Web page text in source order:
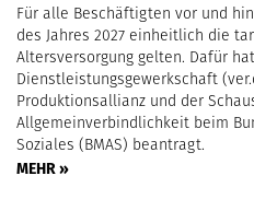
Für alle Beschäftigten vor und
des Jahres 2027 einheitlich die
Altersversorgung gelten. Dafür
Dienstleistungsgewerkschaft
Produktionsallianz und der
Allgemeinverbindlichkeit beim
Soziales (BMAS) beantragt.
MEHR »